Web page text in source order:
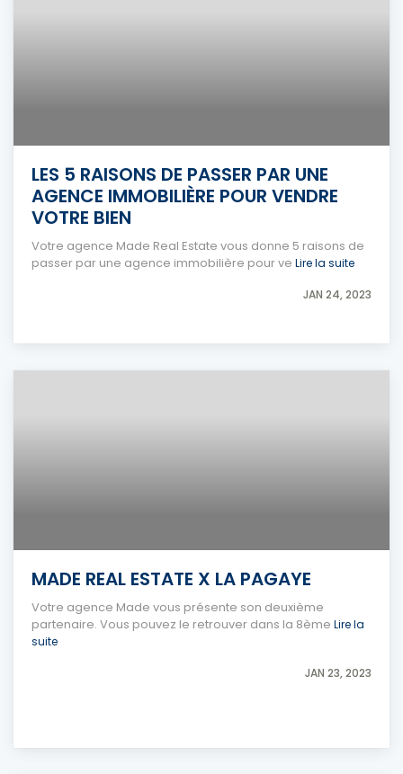
LES 5 RAISONS DE PASSER PAR UNE
AGENCE IMMOBILIÈRE POUR VENDRE
VOTRE BIEN
Votre agence Made Real Estate vous donne 5 raisons de
passer par une agence immobilière pour ve Lire la suite
JAN 24, 2023
MADE REAL ESTATE X LA PAGAYE
Votre agence Made vous présente son deuxième
partenaire. Vous pouvez le retrouver dans la 8ème Lire la
suite
JAN 23, 2023